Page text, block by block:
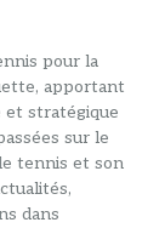
pour la
apportant
et stratégique
sur le
tennis et son
dans